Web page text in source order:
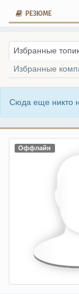
РЕЗЮМЕ
Избранные
Избранные
Сюда еще никто
Оффлайн